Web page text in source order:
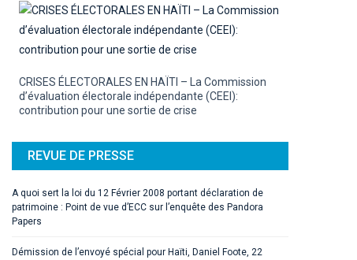
CRISES ÉLECTORALES EN HAÏTI – La Commission
d’évaluation électorale indépendante (CEEI):
contribution pour une sortie de crise
REVUE DE PRESSE
A quoi sert la loi du 12 Février 2008 portant déclaration de
patrimoine : Point de vue d’ECC sur l’enquête des Pandora
Papers
Démission de l’envoyé spécial pour Haïti, Daniel Foote, 22